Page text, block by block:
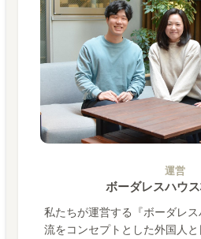
運営
ボーダレスハウ
私たちが運営する『ボーダレ
流をコンセプトとした外国人